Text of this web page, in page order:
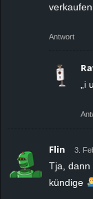
verkaufen.
Antwort
Flin 3.
Tja, dann
kündige